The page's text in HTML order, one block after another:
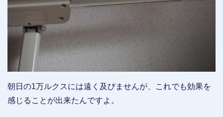
朝日の1万ルクスには遠く及びませんが、これでも効果を
感じることが出来たんですよ。